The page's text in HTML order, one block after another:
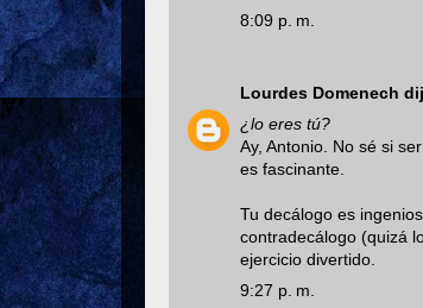
8:09 p. m.
Lourdes Domenech
¿lo eres tú?
Ay, Antonio. No sé si
es fascinante.
Tu decálogo es
contradecálogo (quizá
ejercicio divertido.
9:27 p. m.